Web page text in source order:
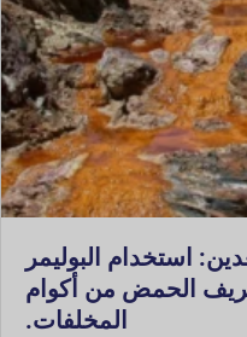
استخدام البوليمر
الحمض من أكوام
المخلفات.